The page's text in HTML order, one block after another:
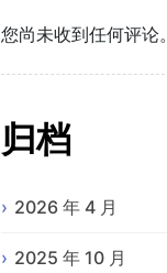
您尚未收到任何评论。
归档
2026 年 4 月
2025 年 10 月